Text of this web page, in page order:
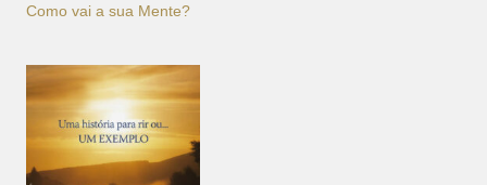
Como vai a sua Mente?